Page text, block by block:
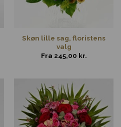
Skøn lille sag, floristens
valg
Fra 245,00 kr.